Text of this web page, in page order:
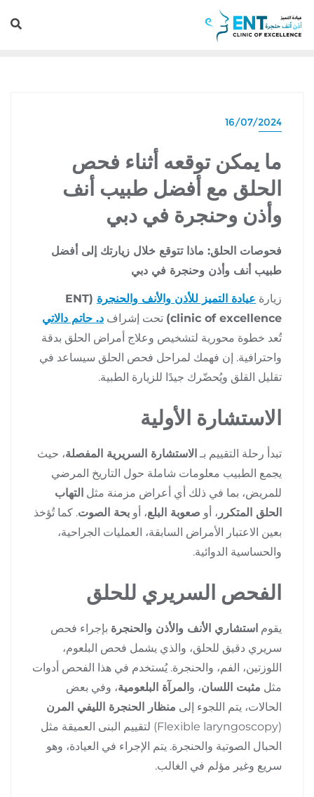
16/07/2024
ما يمكن توقعه أثناء فحص
الحلق مع أفضل طبيب أنف
وأذن وحنجرة في دبي
فحوصات الحلق: ماذا تتوقع خلال زيارتك إلى أفضل
طبيب أنف وأذن وحنجرة في دبي
زيارة عيادة التميز للأذن والأنف والحنجرة
(ENT
clinic of excellence) تحت إشراف د. حاتم دالاتي
تُعد خطوة محورية لتشخيص وعلاج أمراض الحلق بدقة
واحترافية. إن فهمك لمراحل فحص الحلق سيساعد في
تقليل القلق ويُحضّرك جيدًا للزيارة الطبية.
الاستشارة الأولية
تبدأ رحلة التقييم بـ الاستشارة السريرية المفصلة، حيث
يجمع الطبيب معلومات شاملة حول التاريخ المرضي
للمريض، بما في ذلك أي أعراض مزمنة مثل التهاب
الحلق المتكرر ، أو صعوبة البلع، أو بحة الصوت. كما تُؤخذ
بعين الاعتبار الأمراض السابقة، العمليات الجراحية،
والحساسية الدوائية.
الفحص السريري للحلق
يقوم استشاري الأنف والأذن والحنجرة بإجراء فحص
سريري دقيق للحلق، والذي يشمل فحص البلعوم،
اللوزتين، الفم، والحنجرة. يُستخدم في هذا الفحص أدوات
مثل مثبت اللسان، والمرآة البلعومية، وفي بعض
الحالات، يتم اللجوء إلى منظار الحنجرة الليفي المرن
(Flexible laryngoscopy) لتقييم البنى العميقة مثل
الحبال الصوتية والحنجرة. يتم الإجراء في العيادة، وهو
سريع وغير مؤلم في الغالب.